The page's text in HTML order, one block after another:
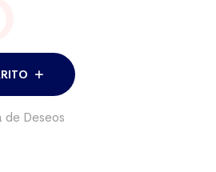
Deseos